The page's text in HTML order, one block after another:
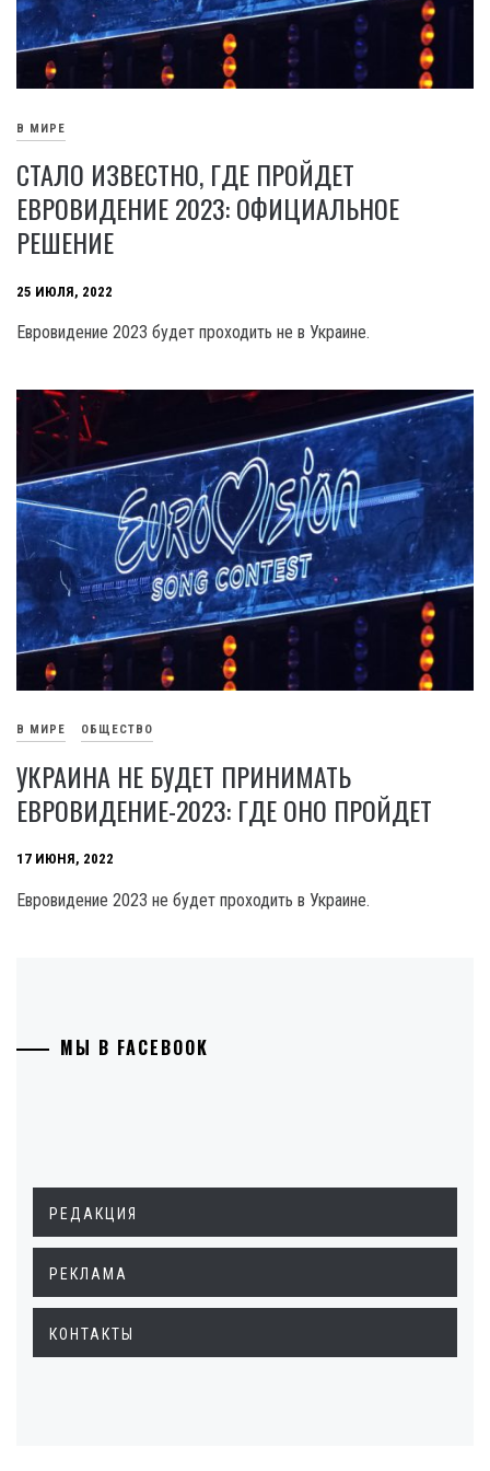
В МИРЕ
СТАЛО ИЗВЕСТНО, ГДЕ ПРОЙДЕТ
ЕВРОВИДЕНИЕ 2023: ОФИЦИАЛЬНОЕ
РЕШЕНИЕ
25 ИЮЛЯ, 2022
Евровидение 2023 будет проходить не в Украине.
В МИРЕ ОБЩЕСТВО
УКРАИНА НЕ БУДЕТ ПРИНИМАТЬ
ЕВРОВИДЕНИЕ-2023: ГДЕ ОНО ПРОЙДЕТ
17 ИЮНЯ, 2022
Евровидение 2023 не будет проходить в Украине.
МЫ В FACEBOOK
РЕДАКЦИЯ
РЕКЛАМА
КОНТАКТЫ